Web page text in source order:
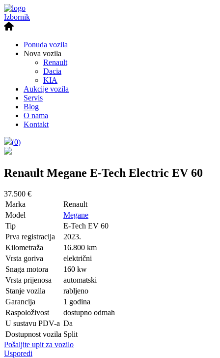
Izbornik
Ponuda vozila
Nova vozila
Renault
Dacia
KIA
Aukcije vozila
Servis
Blog
O nama
Kontakt
(0)
Renault Megane E-Tech Electric EV 60
37.500 €
Marka
Renault
Model
Megane
Tip
E-Tech EV 60
Prva registracija
2023.
Kilometraža
16.800 km
Vrsta goriva
električni
Snaga motora
160 kw
Vrsta prijenosa
automatski
Stanje vozila
rabljeno
Garancija
1 godina
Raspoloživost
dostupno odmah
U sustavu PDV-a Da
Dostupnost vozila Split
Pošaljite upit za vozilo
Usporedi